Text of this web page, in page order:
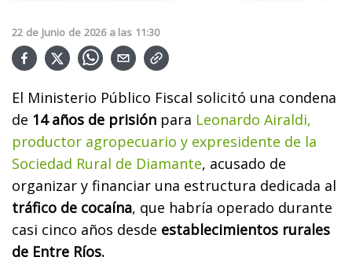
22 de Junio de 2026 a las 11:30
El Ministerio Público Fiscal solicitó una condena
de 14 años de prisión para Leonardo Airaldi,
productor agropecuario y expresidente de la
Sociedad Rural de Diamante, acusado de
organizar y financiar una estructura dedicada al
tráfico de cocaína, que habría operado durante
casi cinco años desde establecimientos rurales
de Entre Ríos.